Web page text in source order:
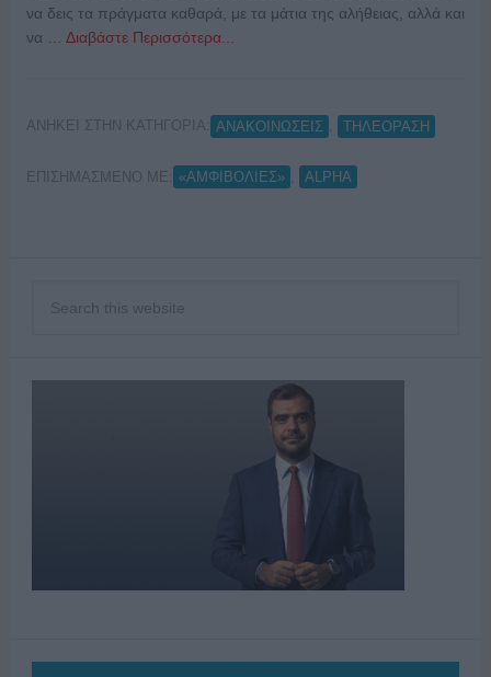
να δεις τα πράγματα καθαρά, με τα μάτια της αλήθειας, αλλά και
να … Διαβάστε Περισσότερα...
ΑΝΗΚΕΙ ΣΤΗΝ ΚΑΤΗΓΟΡΙΑ: ΑΝΑΚΟΙΝΩΣΕΙΣ ΤΗΛΕΟΡΑΣΗ
ΕΠΙΣΗΜΑΣΜΕΝΟ ΜΕ: «ΑΜΦΙΒΟΛΙΕΣ» ALPHA